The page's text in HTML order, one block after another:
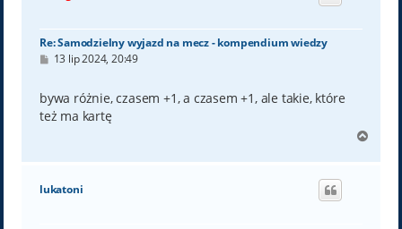
Re: Samodzielny wyjazd na mecz - kompendium wiedzy
P
t
13 lip 2024, 20:49
bywa różnie, czasem +1, a czasem +1, ale takie, które
też ma kartę
g
lukatoni